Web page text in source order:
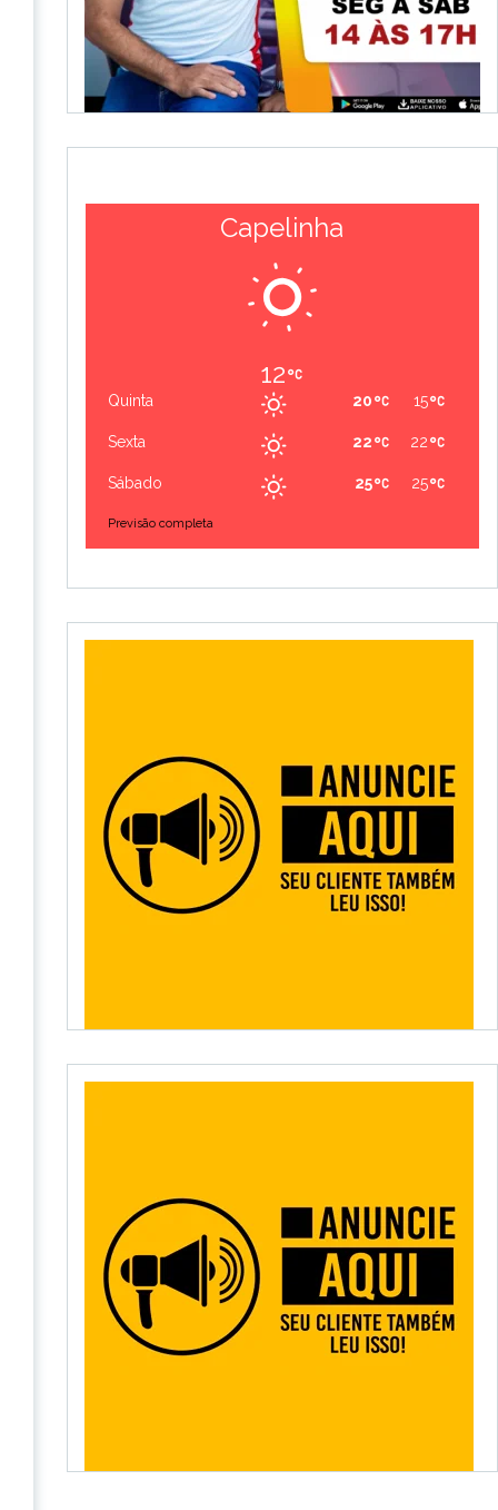
Capelinha
12
Quinta 15
20
Sexta 22
22
Sábado 25
25
Previsão completa